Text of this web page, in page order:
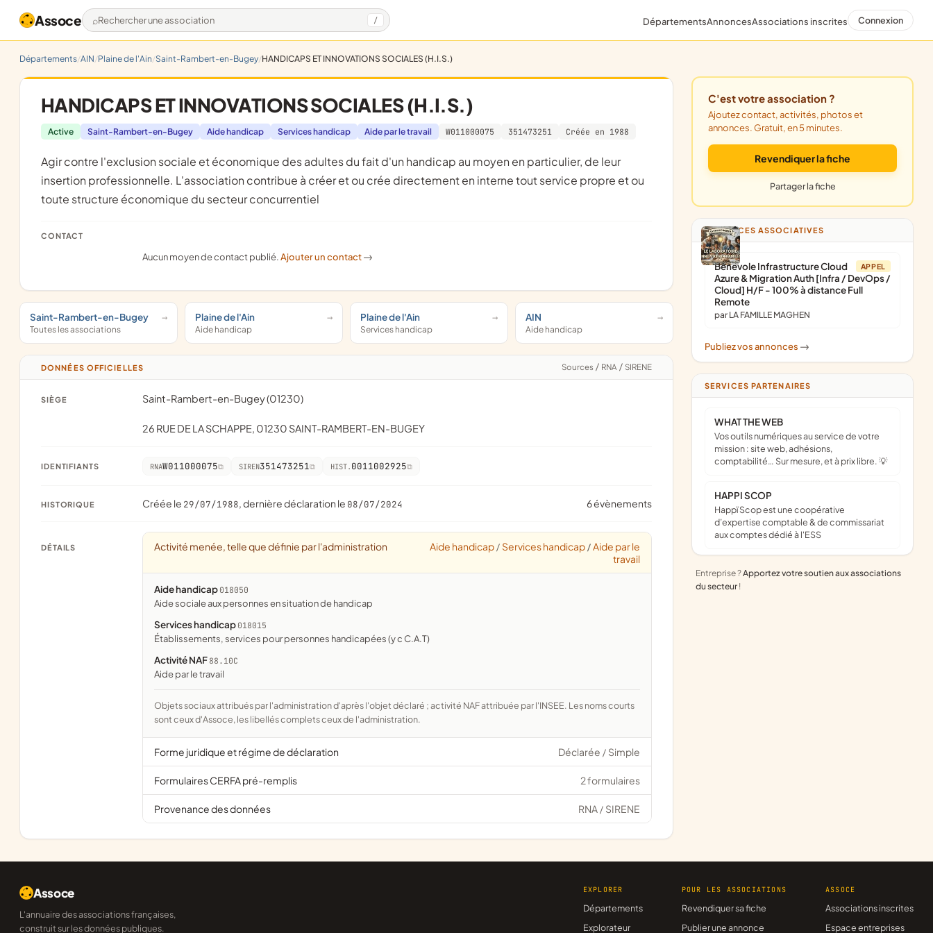
Assoce Rechercher une association / DépartementsAnnoncesAssociations inscrites Connexion
Départements AIN Plaine de l'Ain Saint-Rambert-en-Bugey HANDICAPS ET INNOVATIONS SOCIALES (H.I.S.)
HANDICAPS ET INNOVATIONS SOCIALES (H.I.S.)
Active Saint-Rambert-en-Bugey Aide handicap Services handicap Aide par le travail W011000075 351473251 Créée en 1988
agir contre l'exclusion sociale et économique des adultes du fait d'un handicap au moyen en particulier, de leur
insertion professionnelle. L'association contribue à créer et ou crée directement en interne tout service propre et ou
toute structure économique du secteur concurrentiel
CONTACT
Aucun moyen de contact publié.Ajouter un contact ->
Saint-Rambert-en-Bugey
Toutes les associations
Plaine de l'Ain
Aide handicap
Plaine de l'Ain
Services handicap
AIN
Aide handicap
DONNÉES OFFICIELLES Sources / RNA / SIRENE
SIÈGE Saint-Rambert-en-Bugey (01230)
26 RUE DE LA SCHAPPE, 01230 SAINT-RAMBERT-EN-BUGEY
IDENTIFIANTS RNAW011000075 SIREN351473251 HIST. 0011002925
HISTORIQUE Créée le 29/07/1988, dernière déclaration le 08/07/2024 6 évènements
DÉTAILS Activité menée, telle que définie par l'administration Aide handicap / Services handicap / Aide par le
travail
Aide handicap 018050
aide sociale aux personnes en situation de handicap
Services handicap 018015
établissements, services pour personnes handicapées (y c C.A.T)
Activité NAF 88.10C
Aide par le travail
Objets sociaux attribués par l'administration d'après l'objet déclaré ; activité NAF attribuée par l'INSEE. Les noms courts
sont ceux d'Assoce, les libellés complets ceux de l'administration.
Forme juridique et régime de déclaration Déclarée / Simple
Formulaires CERFA pré-remplis 2 formulaires
Provenance des données RNA / SIRENE
C'est votre association ?
Ajoutez contact, activités, photos et
annonces. Gratuit, en 5 minutes.
Revendiquer la fiche
Partager la fiche
ANNONCES ASSOCIATIVES
APPEL
Bénévole Infrastructure Cloud
Azure & Migration Auth [Infra / DevOps /
Cloud] H/F - 100% à distance Full
Remote
par LA FAMILLE MAGHEN
Publiez vos annonces ->
SERVICES PARTENAIRES
WHAT THE WEB
Vos outils numériques au service de votre
mission : site web, adhésions,
comptabilité… Sur mesure, et à prix libre. 💡
HAPPI SCOP
Happï Scop est une coopérative
d’expertise comptable & de commissariat
aux comptes dédié à l'ESS
Entreprise ?Apportez votre soutien aux associations
du secteur !
Assoce
L'annuaire des associations françaises,
construit sur les données publiques.
EXPLORER
Départements
Explorateur
POUR LES ASSOCIATIONS
Revendiquer sa fiche
Publier une annonce
ASSOCE
Associations inscrites
Espace entreprises